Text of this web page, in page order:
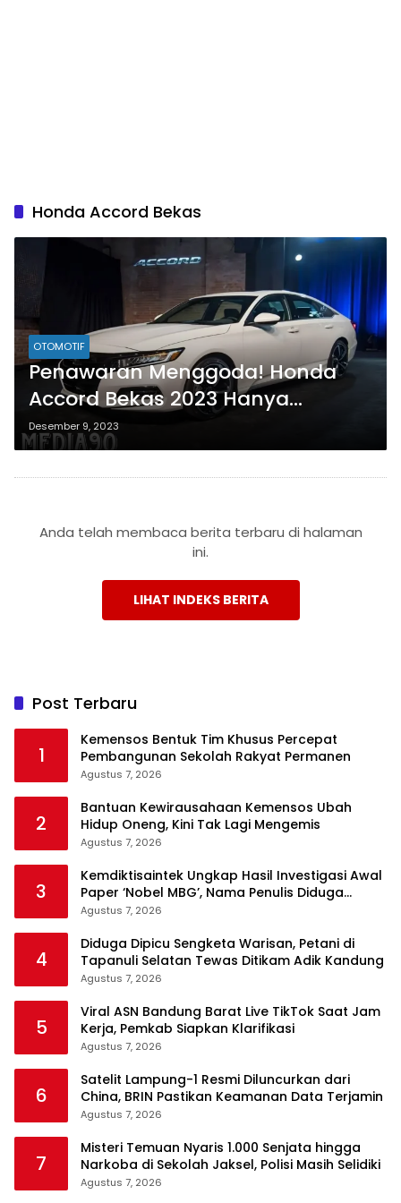
Honda Accord Bekas
OTOMOTIF
Penawaran Menggoda! Honda
Accord Bekas 2023 Hanya
dengan Budget Rp600 Jutaan
Desember 9, 2023
Anda telah membaca berita terbaru di halaman
ini.
LIHAT INDEKS BERITA
Post Terbaru
1
Kemensos Bentuk Tim Khusus Percepat
Pembangunan Sekolah Rakyat Permanen
Agustus 7, 2026
2
Bantuan Kewirausahaan Kemensos Ubah
Hidup Oneng, Kini Tak Lagi Mengemis
Agustus 7, 2026
3
Kemdiktisaintek Ungkap Hasil Investigasi Awal
Paper ‘Nobel MBG’, Nama Penulis Diduga
Dicantumkan Tanpa Persetujuan
Agustus 7, 2026
4
Diduga Dipicu Sengketa Warisan, Petani di
Tapanuli Selatan Tewas Ditikam Adik Kandung
Agustus 7, 2026
5
Viral ASN Bandung Barat Live TikTok Saat Jam
Kerja, Pemkab Siapkan Klarifikasi
Agustus 7, 2026
6
Satelit Lampung-1 Resmi Diluncurkan dari
China, BRIN Pastikan Keamanan Data Terjamin
Agustus 7, 2026
7
Misteri Temuan Nyaris 1.000 Senjata hingga
Narkoba di Sekolah Jaksel, Polisi Masih Selidiki
Agustus 7, 2026